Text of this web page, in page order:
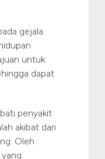
gejala
untuk
dapat
penyakit
akibat dari
Oleh